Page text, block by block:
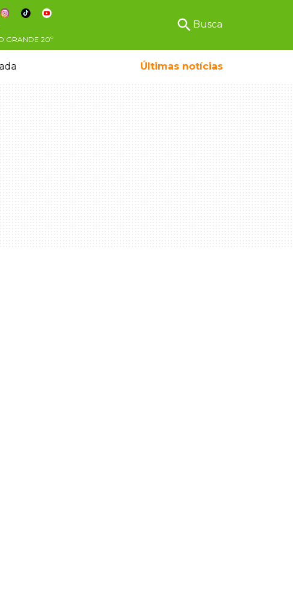
GRANDE 20º
search Busca
Últimas notícias